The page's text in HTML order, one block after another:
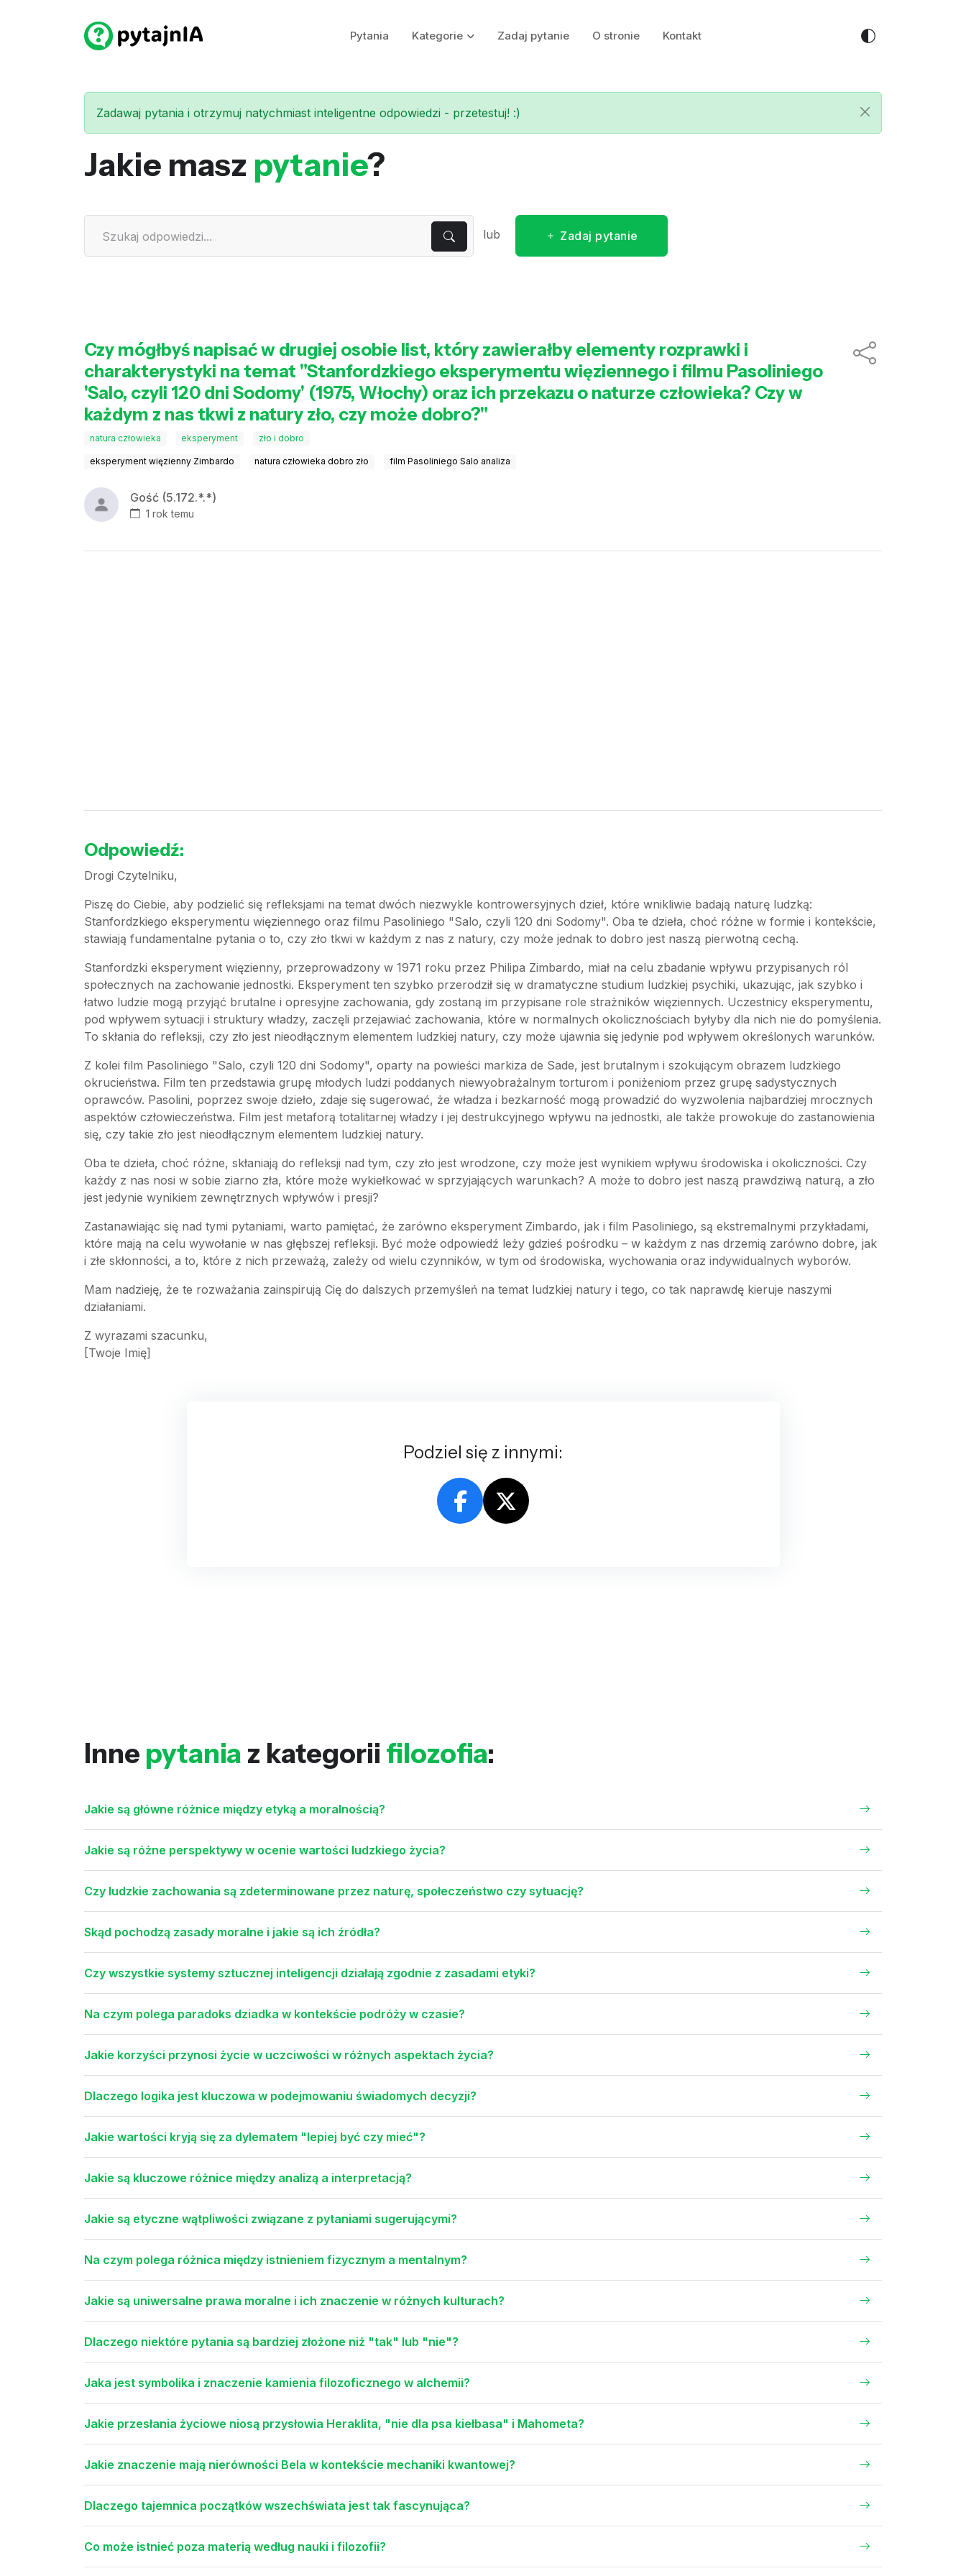
Pytania Kategorie Zadaj pytanie O stronie Kontakt
Zadawaj pytania i otrzymuj natychmiast inteligentne odpowiedzi - przetestuj! :)
Jakie masz pytanie?
lub Zadaj pytanie
Czy mógłbyś napisać w drugiej osobie list, który zawierałby elementy rozprawki i
charakterystyki na temat "Stanfordzkiego eksperymentu więziennego i filmu Pasoliniego
'Salo, czyli 120 dni Sodomy' (1975, Włochy) oraz ich przekazu o naturze człowieka? Czy w
każdym z nas tkwi z natury zło, czy może dobro?"
natura człowieka eksperyment zło i dobro
eksperyment więzienny Zimbardo natura człowieka dobro zło film Pasoliniego Salo analiza
Gość (5.172.*.*)
1 rok temu
Odpowiedź:
Drogi Czytelniku,
Piszę do Ciebie, aby podzielić się refleksjami na temat dwóch niezwykle kontrowersyjnych dzieł, które wnikliwie badają naturę ludzką:
Stanfordzkiego eksperymentu więziennego oraz filmu Pasoliniego "Salo, czyli 120 dni Sodomy". Oba te dzieła, choć różne w formie i kontekście,
stawiają fundamentalne pytania o to, czy zło tkwi w każdym z nas z natury, czy może jednak to dobro jest naszą pierwotną cechą.
Stanfordzki eksperyment więzienny, przeprowadzony w 1971 roku przez Philipa Zimbardo, miał na celu zbadanie wpływu przypisanych ról
społecznych na zachowanie jednostki. Eksperyment ten szybko przerodził się w dramatyczne studium ludzkiej psychiki, ukazując, jak szybko i
łatwo ludzie mogą przyjąć brutalne i opresyjne zachowania, gdy zostaną im przypisane role strażników więziennych. Uczestnicy eksperymentu,
pod wpływem sytuacji i struktury władzy, zaczęli przejawiać zachowania, które w normalnych okolicznościach byłyby dla nich nie do pomyślenia.
To skłania do refleksji, czy zło jest nieodłącznym elementem ludzkiej natury, czy może ujawnia się jedynie pod wpływem określonych warunków.
Z kolei film Pasoliniego "Salo, czyli 120 dni Sodomy", oparty na powieści markiza de Sade, jest brutalnym i szokującym obrazem ludzkiego
okrucieństwa. Film ten przedstawia grupę młodych ludzi poddanych niewyobrażalnym torturom i poniżeniom przez grupę sadystycznych
oprawców. Pasolini, poprzez swoje dzieło, zdaje się sugerować, że władza i bezkarność mogą prowadzić do wyzwolenia najbardziej mrocznych
aspektów człowieczeństwa. Film jest metaforą totalitarnej władzy i jej destrukcyjnego wpływu na jednostki, ale także prowokuje do zastanowienia
się, czy takie zło jest nieodłącznym elementem ludzkiej natury.
Oba te dzieła, choć różne, skłaniają do refleksji nad tym, czy zło jest wrodzone, czy może jest wynikiem wpływu środowiska i okoliczności. Czy
każdy z nas nosi w sobie ziarno zła, które może wykiełkować w sprzyjających warunkach? A może to dobro jest naszą prawdziwą naturą, a zło
jest jedynie wynikiem zewnętrznych wpływów i presji?
Zastanawiając się nad tymi pytaniami, warto pamiętać, że zarówno eksperyment Zimbardo, jak i film Pasoliniego, są ekstremalnymi przykładami,
które mają na celu wywołanie w nas głębszej refleksji. Być może odpowiedź leży gdzieś pośrodku – w każdym z nas drzemią zarówno dobre, jak
i złe skłonności, a to, które z nich przeważą, zależy od wielu czynników, w tym od środowiska, wychowania oraz indywidualnych wyborów.
Mam nadzieję, że te rozważania zainspirują Cię do dalszych przemyśleń na temat ludzkiej natury i tego, co tak naprawdę kieruje naszymi
działaniami.
Z wyrazami szacunku,
[Twoje Imię]
Podziel się z innymi:
Inne pytania z kategorii filozofia:
Jakie są główne różnice między etyką a moralnością?
Jakie są różne perspektywy w ocenie wartości ludzkiego życia?
Czy ludzkie zachowania są zdeterminowane przez naturę, społeczeństwo czy sytuację?
Skąd pochodzą zasady moralne i jakie są ich źródła?
Czy wszystkie systemy sztucznej inteligencji działają zgodnie z zasadami etyki?
Na czym polega paradoks dziadka w kontekście podróży w czasie?
Jakie korzyści przynosi życie w uczciwości w różnych aspektach życia?
Dlaczego logika jest kluczowa w podejmowaniu świadomych decyzji?
Jakie wartości kryją się za dylematem "lepiej być czy mieć"?
Jakie są kluczowe różnice między analizą a interpretacją?
Jakie są etyczne wątpliwości związane z pytaniami sugerującymi?
Na czym polega różnica między istnieniem fizycznym a mentalnym?
Jakie są uniwersalne prawa moralne i ich znaczenie w różnych kulturach?
Dlaczego niektóre pytania są bardziej złożone niż "tak" lub "nie"?
Jaka jest symbolika i znaczenie kamienia filozoficznego w alchemii?
Jakie przesłania życiowe niosą przysłowia Heraklita, "nie dla psa kiełbasa" i Mahometa?
Jakie znaczenie mają nierówności Bela w kontekście mechaniki kwantowej?
Dlaczego tajemnica początków wszechświata jest tak fascynująca?
Co może istnieć poza materią według nauki i filozofii?